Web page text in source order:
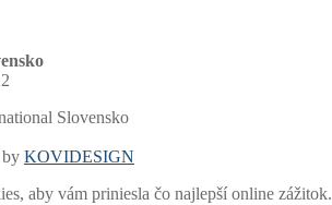
Slovensko
KOVIDESIGN
aby vám priniesla čo najlepší online zážitok.